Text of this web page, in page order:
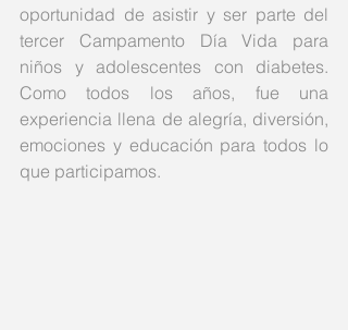
oportunidad de asistir y ser parte del
tercer Campamento Día Vida para
niños y adolescentes con diabetes.
Como todos los años, fue una
experiencia llena de alegría, diversión,
emociones y educación para todos lo
que participamos.